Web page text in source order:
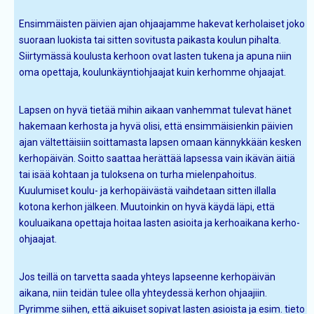
Ensimmäisten päivien ajan ohjaajamme hakevat kerholaiset joko
suoraan luokista tai sitten sovitusta paikasta koulun pihalta.
Siirtymässä koulusta kerhoon ovat lasten tukena ja apuna niin
oma opettaja, koulunkäyntiohjaajat kuin kerhomme ohjaajat.
Lapsen on hyvä tietää mihin aikaan vanhemmat tulevat hänet
hakemaan kerhosta ja hyvä olisi, että ensimmäisienkin päivien
ajan vältettäisiin soittamasta lapsen omaan kännykkään kesken
kerhopäivän. Soitto saattaa herättää lapsessa vain ikävän äitiä
tai isää kohtaan ja tuloksena on turha mielenpahoitus.
Kuulumiset koulu- ja kerhopäivästä vaihdetaan sitten illalla
kotona kerhon jälkeen. Muutoinkin on hyvä käydä läpi, että
kouluaikana opettaja hoitaa lasten asioita ja kerhoaikana kerho-
ohjaajat.
Jos teillä on tarvetta saada yhteys lapseenne kerhopäivän
aikana, niin teidän tulee olla yhteydessä kerhon ohjaajiin.
Pyrimme siihen, että aikuiset sopivat lasten asioista ja esim. tieto